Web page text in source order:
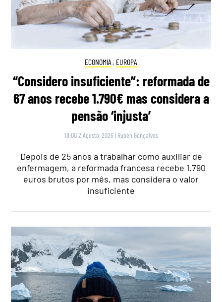
ECONOMIA , EUROPA
“Considero insuficiente”: reformada de
67 anos recebe 1.790€ mas considera a
pensão ‘injusta’
18:00 2 Agosto, 2026 | Rubén Gonçalves
Depois de 25 anos a trabalhar como auxiliar de
enfermagem, a reformada francesa recebe 1.790
euros brutos por mês, mas considera o valor
insuficiente